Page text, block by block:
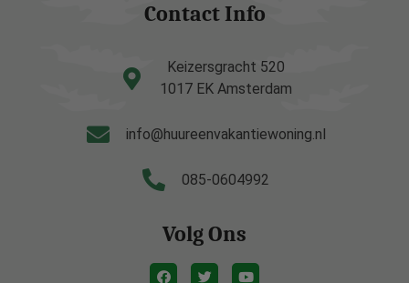
Contact Info
Keizersgracht 520
1017 EK Amsterdam
info@huureenvakantiewoning.nl
085-0604992
Volg Ons